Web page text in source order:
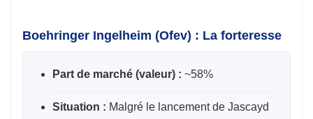
Boehringer Ingelheim (Ofev) : La forteresse
Part de marché (valeur) : ~58%
Situation : Malgré le lancement de Jascayd